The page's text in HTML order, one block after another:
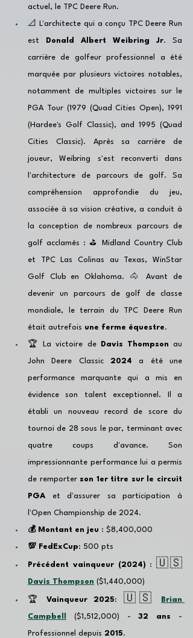
actuel, le TPC Deere Run.
📐 L'architecte qui a conçu TPC Deere Run
est Donald Albert Weibring Jr. Sa
carrière de golfeur professionnel a été
marquée par plusieurs victoires notables,
notamment de multiples victoires sur le
PGA Tour (1979 (Quad Cities Open), 1991
(Hardee's Golf Classic), and 1995 (Quad
Cities Classic). Après sa carrière de
joueur, Weibring s'est reconverti dans
l'architecture de parcours de golf. Sa
compréhension approfondie du jeu,
associée à sa vision créative, a conduit à
la conception de nombreux parcours de
golf acclamés : ⛳️ Midland Country Club
et TPC Las Colinas au Texas, WinStar
Golf Club en Oklahoma. 🐴 Avant de
devenir un parcours de golf de classe
mondiale, le terrain du TPC Deere Run
était autrefois une ferme équestre.
🏆 La victoire de Davis Thompson au
John Deere Classic 2024 a été une
performance marquante qui a mis en
évidence son talent exceptionnel. Il a
établi un nouveau record de score du
tournoi de 28 sous le par, terminant avec
quatre coups d'avance. Son
impressionnante performance lui a permis
de remporter son 1er titre sur le circuit
PGA et d'assurer sa participation à
l'Open Championship de 2024.
💰 Montant en jeu : $8,400,000
💯 FedExCup: 500 pts
Précédent vainqueur (2024) : 🇺🇸
Davis Thompson ($1,440,000)
🏆 Vainqueur 2025: 🇺🇸 Brian
Campbell ($1,512,000) - 32 ans -
Professionnel depuis 2015.